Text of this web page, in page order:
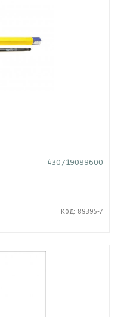
430719089600
Код: 89395-7